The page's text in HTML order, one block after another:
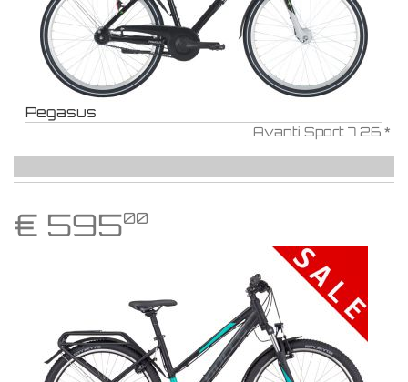
Pegasus
Avanti Sport 7 26 *
€ 59500